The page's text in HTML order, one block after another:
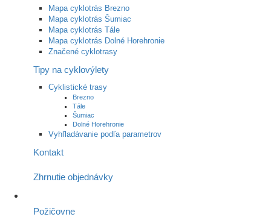
Mapa cyklotrás Brezno
Mapa cyklotrás Šumiac
Mapa cyklotrás Tále
Mapa cyklotrás Dolné Horehronie
Značené cyklotrasy
Tipy na cyklovýlety
Cyklistické trasy
Brezno
Tále
Šumiac
Dolné Horehronie
Vyhľladávanie podľa parametrov
Kontakt
Zhrnutie objednávky
Požičovne